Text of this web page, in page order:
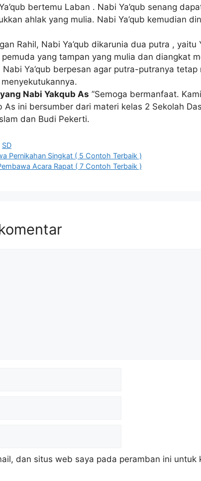
bertemu Laban . Nabi Ya’qub senang
ahlak yang mulia. Nabi Ya’qub kemudian
Rahil, Nabi Ya’qub dikarunia dua putra , yaitu
pemuda yang tampan yang mulia dan diangkat
Ya’qub berpesan agar putra-putranya
Nabi Yakqub As ”Semoga bermanfaat.
As ini bersumber dari materi kelas 2 Sekolah
dan Budi Pekerti.
SD
Pernikahan Singkat ( 5 Contoh Terbaik )
Acara Rapat ( 7 Contoh Terbaik )
dan situs web saya pada peramban ini untuk